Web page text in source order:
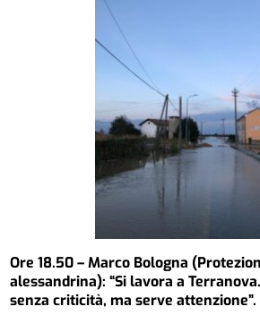
Ore 18.50 – Marco Bologna
alessandrina): “Si lavora a
senza criticità, ma serve attenzione”.